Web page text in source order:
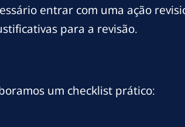
entrar com uma ação
para a revisão.
um checklist prático: